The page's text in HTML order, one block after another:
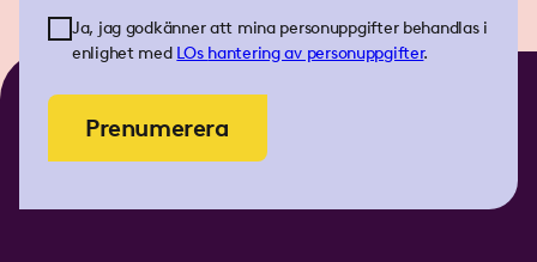
Ja, jag godkänner att mina personuppgifter behandlas i
enlighet med LOs hantering av personuppgifter.
Prenumerera